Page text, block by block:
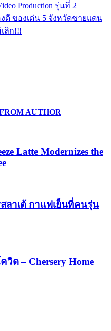
Production รุ่นที่ 2
ดี ของเด่น 5 จังหวัดชายแดน
ลิก!!!
AUTHOR
Latte Modernizes the
ลาเต้ กาแฟเย็นที่คนรุ่น
ด – Chersery Home